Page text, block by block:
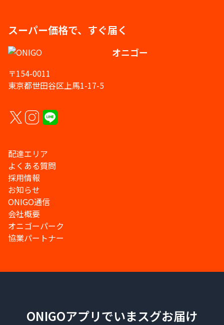
スーパー価格で、すぐ届く
オニゴー
〒154-0011
東京都世田谷区上馬1-17-5
配達エリア
よくある質問
採用情報
お知らせ
ONIGO通信
会社概要
オニゴーパーク
協業パートナー
ONIGOアプリでいまスグお届け